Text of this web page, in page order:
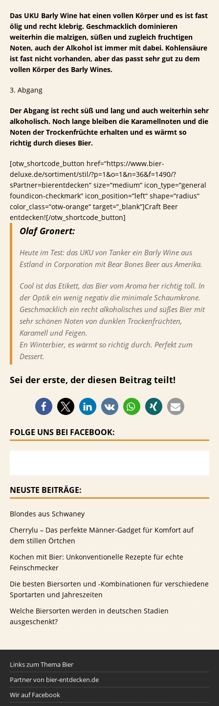
Das UKU Barly Wine hat einen vollen Körper und es ist fast
ölig und recht klebrig. Geschmacklich dominieren
weiterhin die malzigen, süßen und zugleich fruchtigen
Noten, auch der Alkohol ist immer mit dabei. Kohlensäure
ist fast nicht vorhanden, aber das passt sehr gut zu dem
vollen Körper des Barly Wines.
3. Abgang
Der Abgang ist recht süß und lang und auch weiterhin sehr
alkoholisch. Noch lange bleiben die Karamellnoten und die
Noten der Trockenfrüchte erhalten und es wärmt so
richtig durch dieses Bier.
[otw_shortcode_button href=“https://www.bier-
deluxe.de/sortiment/stil/?p=1&o=1&n=36&f=1490/?
sPartner=bierentdecken“ size=“medium“ icon_type=“general
foundicon-checkmark“ icon_position=“left“ shape=“radius“
color_class=“otw-orange“ target=“_blank“]Craft Beer
entdecken![/otw_shortcode_button]
Olaf Gronert:
Heute im Test: das UKU von Tanker ein Barly Wine aus
Estland in Corporation mit Bear Bones Beer aus Amerika.
Cool ist das Etikett, das Bier vom Aroma her richtig toll. In
der Optik ein wenig negativ die minimale Schaumkrone.
Geschmacklich ein recht alkoholisches und süßes Bier mit
sehr schönen Noten von dunklen Trockenfrüchten,
Karamell und Feigen.
En Winterbier, es wärmt so richtig durch. Perfekt zum
Dessert.
Sei der erste, der diesen Beitrag teilt!
FOLGE UNS BEI FACEBOOK:
NEUSTE BEITRÄGE:
Blondes aus Schwaney
Cherrylu – Das perfekte Männer-Gadget für Komfort auf
dem stillen Örtchen
Kochen mit Bier: Unkonventionelle Rezepte für echte
Feinschmecker
Die besten Biersorten und -Kombinationen für verschiedene
Sportarten und Jahreszeiten
Welche Biersorten werden in deutschen Stadien
ausgeschenkt?
Links zum Thema Bier
Partner von bier-entdecken.de
Wir auf Facebook